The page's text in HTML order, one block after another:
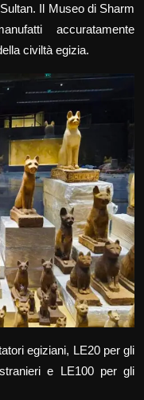
Il Museo di Sharm
accuratamente
civiltà egizia.
egiziani, LE20 per gli
e LE100 per gli